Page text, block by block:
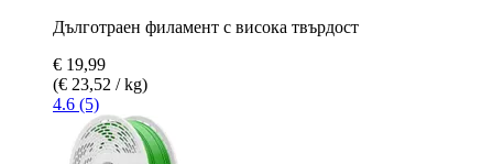
Дълготраен филамент с висока твърдост
€ 19,99
(€ 23,52 / kg)
4.6 (5)